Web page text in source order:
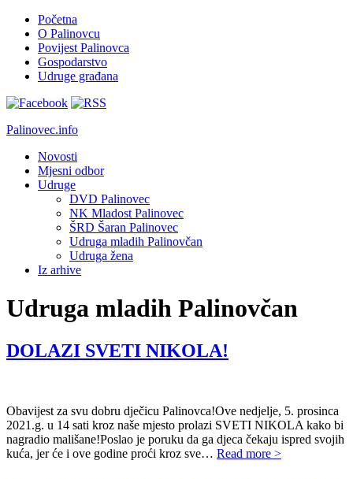
Početna
O Palinovcu
Povijest Palinovca
Gospodarstvo
Udruge građana
Palinovec.info
Novosti
Mjesni odbor
Udruge
DVD Palinovec
NK Mladost Palinovec
ŠRD Šaran Palinovec
Udruga mladih Palinovčan
Udruga žena
Iz arhive
Udruga mladih Palinovčan
DOLAZI SVETI NIKOLA!
Obavijest za svu dobru dječicu Palinovca!Ove nedjelje, 5. prosinca
2021.g. u 14 sati kroz naše mjesto prolazi SVETI NIKOLA kako bi
nagradio mališane!Poslao je poruku da ga djeca čekaju ispred svojih
kuća, jer će i ove godine proći kroz sve… Read more >